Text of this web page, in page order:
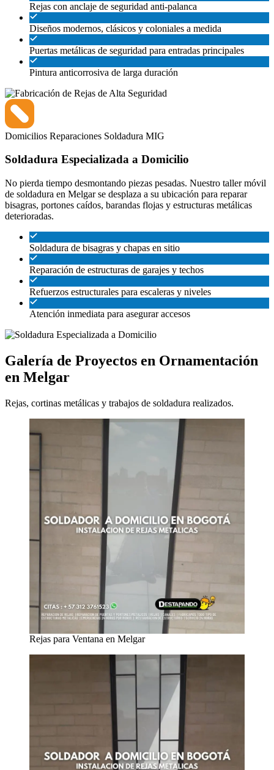
Rejas con anclaje de seguridad anti-palanca
Diseños modernos, clásicos y coloniales a medida
Puertas metálicas de seguridad para entradas principales
Pintura anticorrosiva de larga duración
Domicilios Reparaciones Soldadura MIG
Soldadura Especializada a Domicilio
No pierda tiempo desmontando piezas pesadas. Nuestro taller móvil
de soldadura en Melgar se desplaza a su ubicación para reparar
bisagras, portones caídos, barandas flojas y estructuras metálicas
deterioradas.
Soldadura de bisagras y chapas en sitio
Reparación de estructuras de garajes y techos
Refuerzos estructurales para escaleras y niveles
Atención inmediata para asegurar accesos
Galería de Proyectos en Ornamentación
en Melgar
Rejas, cortinas metálicas y trabajos de soldadura realizados.
Rejas para Ventana en Melgar